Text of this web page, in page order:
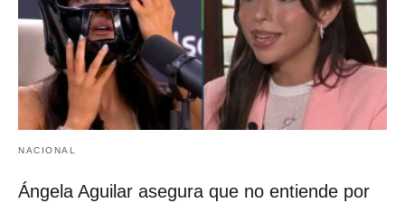
NACIONAL
Ángela Aguilar asegura que no entiende por